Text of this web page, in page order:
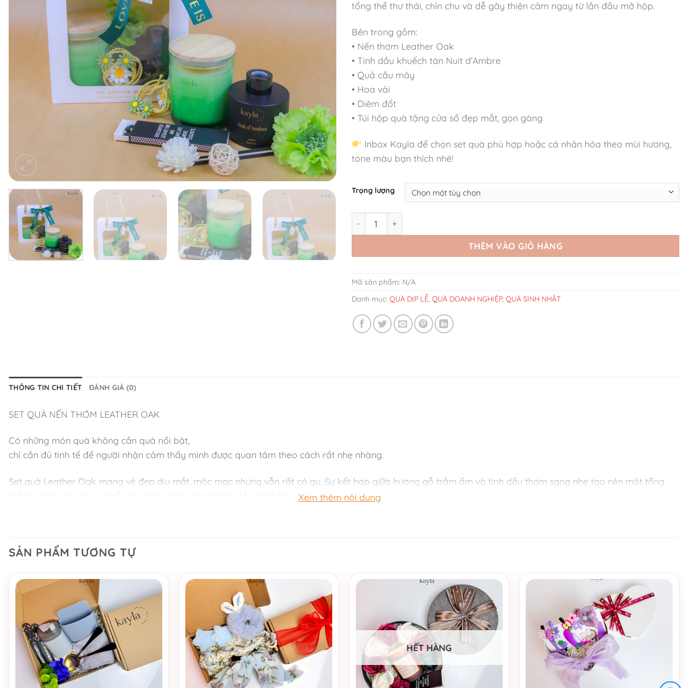
tổng thể thư thái, chỉn chu và dễ gây thiện cảm ngay từ lần đầu mở hộp.
Bên trong gồm:
• Nến thơm Leather Oak
• Tinh dầu khuếch tán Nuit d’Ambre
• Quả cầu mây
• Hoa vải
• Diêm đốt
• Túi hộp quà tặng cửa sổ đẹp mắt, gọn gàng
Inbox Kayla để chọn set quà phù hợp hoặc cá nhân hóa theo mùi hương,
tone màu bạn thích nhé!
Trọng lượng
THÊM VÀO GIỎ HÀNG
Mã sản phẩm: N/A
Danh mục: QUÀ DỊP LỄ, QUÀ DOANH NGHIỆP, QUÀ SINH NHẬT
THÔNG TIN CHI TIẾT ĐÁNH GIÁ (0)
SET QUÀ NẾN THƠM LEATHER OAK
Có những món quà không cần quá nổi bật,
chỉ cần đủ tinh tế để người nhận cảm thấy mình được quan tâm theo cách rất nhẹ nhàng.
Set quà Leather Oak mang vẻ đẹp dịu mắt, mộc mạc nhưng vẫn rất có gu. Sự kết hợp giữa hương gỗ trầm ấm và tinh dầu thơm sang nhẹ tạo nên một tổng
– Nến thơm Leather Oak: hương gỗ ấm áp, sâu lắng, mang lại cảm giác thư thái và an yên
– Tinh dầu khuếch tán Nuit d’Ambre: hương thơm sang trọng, nồng ấm, giúp không gian thêm cuốn hút
– Quả cầu mây: điểm nhấn decor nhỏ xinh, tăng nét tinh tế cho tổng thể
– Hoa vải: phối cùng tone xanh dịu, tạo cảm giác hài hòa và dễ chịu
– Diêm đốt: hoàn thiện trải nghiệm dùng nến trọn vẹn hơn
– Túi hộp quà tặng cửa sổ: đẹp mắt, gọn gàng, phù hợp để mang đi tặng ngay
Phù hợp cho:
Quà sinh nhật, quà cảm ơn, quà tặng bạn bè, đồng nghiệp hoặc dành cho những ai yêu thích phong cách mộc, thanh lịch và thư giãn.
Xem thêm nội dung
SẢN PHẨM TƯƠNG TỰ
HẾT HÀNG